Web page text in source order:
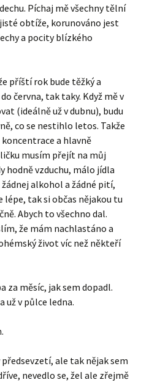
Píchaj mě všechny tělní
obtíže, korunováno jest
a pocity blízkého
příští rok bude těžký a
června, tak taky. Když mě v
(ideálně už v dubnu), budu
co se nestihlo letos. Takže
a hlavně
musím přejít na můj
hodně vzduchu, málo jídla
alkohol a žádné pití,
lépe, tak si občas nějakou tu
Abych to všechno dal.
že mám nachlastáno a
život víc než někteří
za měsíc, jak sem dopadl.
už v půlce ledna.
ale tak nějak sem
nevedlo se, žel ale zřejmě